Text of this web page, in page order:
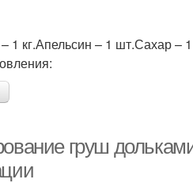
1 кг.Апельсин – 1 шт.Сахар –
груш